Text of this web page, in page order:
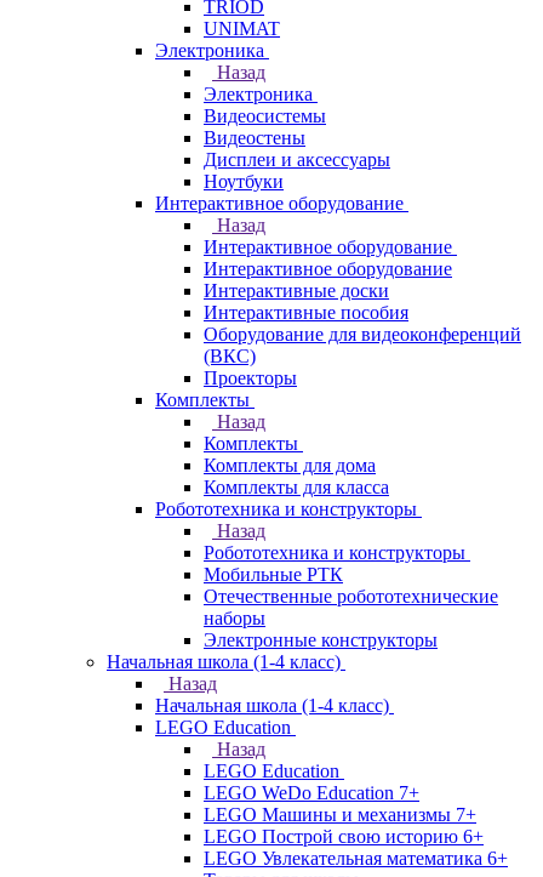
TRIOD
UNIMAT
Электроника
Назад
Электроника
Видеосистемы
Видеостены
Дисплеи и аксессуары
Ноутбуки
Интерактивное оборудование
Назад
Интерактивное оборудование
Интерактивное оборудование
Интерактивные доски
Интерактивные пособия
Оборудование для видеоконференций
(ВКС)
Проекторы
Комплекты
Назад
Комплекты
Комплекты для дома
Комплекты для класса
Робототехника и конструкторы
Назад
Робототехника и конструкторы
Мобильные РТК
Отечественные робототехнические
наборы
Электронные конструкторы
Начальная школа (1-4 класс)
Назад
Начальная школа (1-4 класс)
LEGO Education
Назад
LEGO Education
LEGO WeDo Education 7+
LEGO Машины и механизмы 7+
LEGO Построй свою историю 6+
LEGO Увлекательная математика 6+